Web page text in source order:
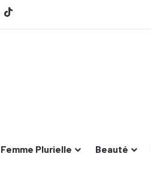
Instagram
Femme Plurielle Beauté